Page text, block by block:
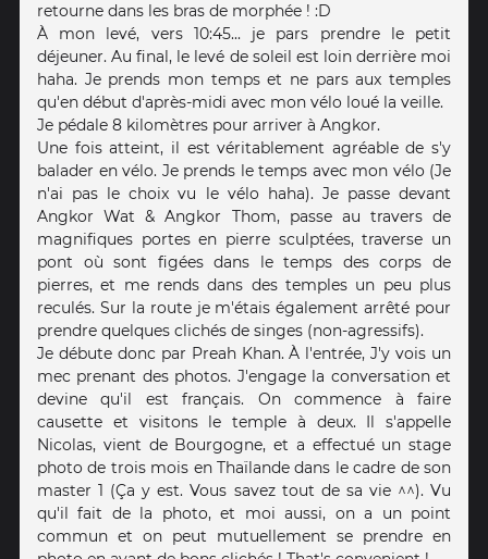
retourne dans les bras de morphée ! :D
À mon levé, vers 10:45... je pars prendre le petit
déjeuner. Au final, le levé de soleil est loin derrière moi
haha. Je prends mon temps et ne pars aux temples
qu'en début d'après-midi avec mon vélo loué la veille.
Je pédale 8 kilomètres pour arriver à Angkor.
Une fois atteint, il est véritablement agréable de s'y
balader en vélo. Je prends le temps avec mon vélo (Je
n'ai pas le choix vu le vélo haha). Je passe devant
Angkor Wat & Angkor Thom, passe au travers de
magnifiques portes en pierre sculptées, traverse un
pont où sont figées dans le temps des corps de
pierres, et me rends dans des temples un peu plus
reculés. Sur la route je m'étais également arrêté pour
prendre quelques clichés de singes (non-agressifs).
Je débute donc par Preah Khan. À l'entrée, J'y vois un
mec prenant des photos. J'engage la conversation et
devine qu'il est français. On commence à faire
causette et visitons le temple à deux. Il s'appelle
Nicolas, vient de Bourgogne, et a effectué un stage
photo de trois mois en Thaïlande dans le cadre de son
master 1 (Ça y est. Vous savez tout de sa vie ^^). Vu
qu'il fait de la photo, et moi aussi, on a un point
commun et on peut mutuellement se prendre en